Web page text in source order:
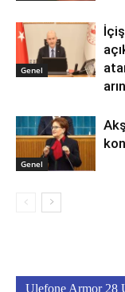
Genel
Genel
Ulefone Armor 28